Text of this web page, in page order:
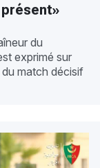
du
exprimé sur
du match décisif